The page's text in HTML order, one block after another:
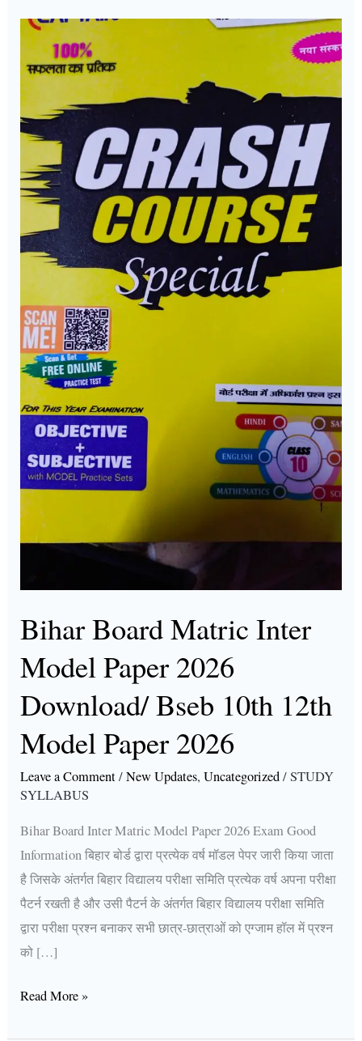
Bihar Board Matric Inter
Model Paper 2026
Download/ Bseb 10th 12th
Model Paper 2026
Leave a Comment/New Updates,Uncategorized/STUDY
SYLLABUS
Bihar Board Inter Matric Model Paper 2026 Exam Good
Information बिहार बोर्ड द्वारा प्रत्येक वर्ष मॉडल पेपर जारी किया जाता
है जिसके अंतर्गत बिहार विद्यालय परीक्षा समिति प्रत्येक वर्ष अपना परीक्षा
पैटर्न रखती है और उसी पैटर्न के अंतर्गत बिहार विद्यालय परीक्षा समिति
द्वारा परीक्षा प्रश्न बनाकर सभी छात्र-छात्राओं को एग्जाम हॉल में प्रश्न
को […]
Bihar
Board
Matric
Inter
Model
2026
Download/
Bseb
10th
12th
Model
Paper
2026
Read More »